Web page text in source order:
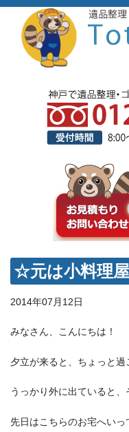
☆元は小料理
2014年07月12日
みなさん、こんにちは！
夕立が来ると、ちょっと
うっかり外に出ていると
先日はこちらのお宅へいっ